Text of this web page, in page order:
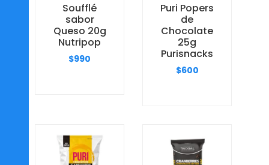
Soufflé
sabor
Queso 20g
Nutripop
$990
Puri Popers
de
Chocolate
25g
Purisnacks
$600